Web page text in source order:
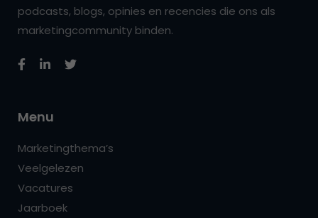
podcasts, blogs, opinies en recencies die ons als
marketingcommunity binden.
Menu
Marketingthema’s
Veelgelezen
Vacatures
Jaarboek